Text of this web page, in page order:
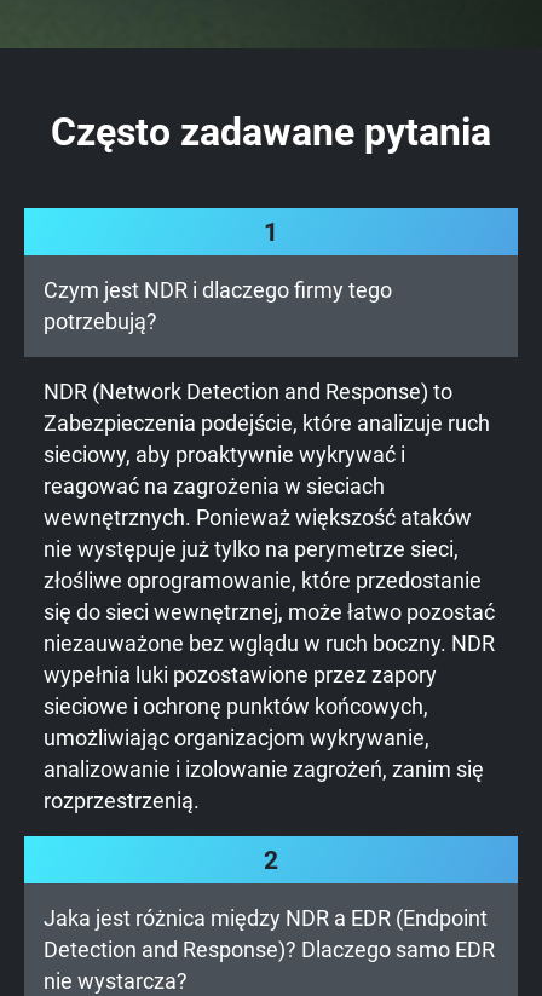
Często zadawane pytania
1
Czym jest NDR i dlaczego firmy tego
potrzebują?
NDR (Network Detection and Response) to
Zabezpieczenia podejście, które analizuje ruch
sieciowy, aby proaktywnie wykrywać i
reagować na zagrożenia w sieciach
wewnętrznych. Ponieważ większość ataków
nie występuje już tylko na perymetrze sieci,
złośliwe oprogramowanie, które przedostanie
się do sieci wewnętrznej, może łatwo pozostać
niezauważone bez wglądu w ruch boczny. NDR
wypełnia luki pozostawione przez zapory
sieciowe i ochronę punktów końcowych,
umożliwiając organizacjom wykrywanie,
analizowanie i izolowanie zagrożeń, zanim się
rozprzestrzenią.
2
Jaka jest różnica między NDR a EDR (Endpoint
Detection and Response)? Dlaczego samo EDR
nie wystarcza?